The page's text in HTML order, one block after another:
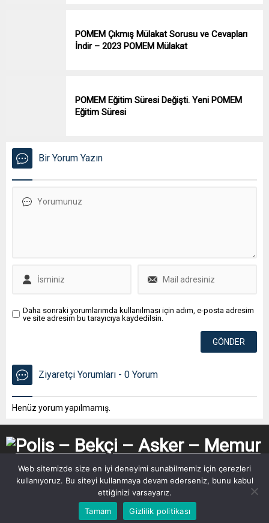
POMEM Çıkmış Mülakat Sorusu ve Cevapları
İndir – 2023 POMEM Mülakat
POMEM Eğitim Süresi Değişti. Yeni POMEM
Eğitim Süresi
Bir Yorum Yazın
Daha sonraki yorumlarımda kullanılması için adım, e-posta adresim
ve site adresim bu tarayıcıya kaydedilsin.
Ziyaretçi Yorumları - 0 Yorum
Henüz yorum yapılmamış.
Web sitemizde size en iyi deneyimi sunabilmemiz için çerezleri
kullanıyoruz. Bu siteyi kullanmaya devam ederseniz, bunu kabul
ettiğinizi varsayarız.
Tamam
Gizlilik politikası